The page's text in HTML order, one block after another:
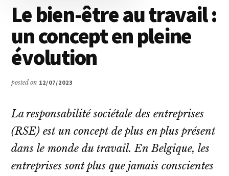
innovation
portée
de
Le bien-être au travail :
un concept en pleine
évolution
posted on 12/07/2023
La responsabilité sociétale des entreprises
(RSE) est un concept de plus en plus présent
dans le monde du travail. En Belgique, les
entreprises sont plus que jamais conscientes